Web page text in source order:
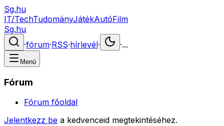
Sg.hu
IT/TechTudományJátékAutóFilm
Sg.hu
·fórum·RSS·hírlevél· ·...
Menü
Fórum
Fórum főoldal
Jelentkezz be a kedvenceid megtekintéséhez.